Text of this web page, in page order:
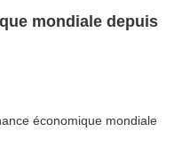
mondiale depuis